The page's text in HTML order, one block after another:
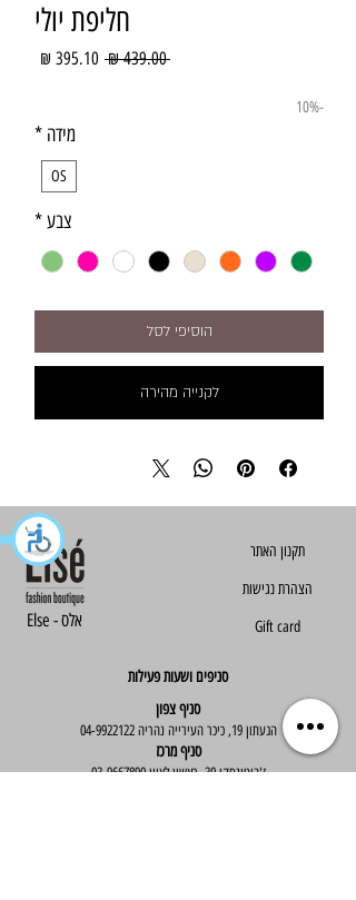
חליפת יולי
‏439.00 ‏₪
מחיר
-10%
מידה *
OS
צבע*
הוסיפי לסל
לקנייה מהירה
Else - אלס
תקנון האתר​​
הצהרת נגישות
Gift card
סניפים ושעות פעילות
סניף צפון
הגעתון 19, כיכר העירייה נהריה 04-9922122
סניף מרכז
ז'בוטינסקי 30, ראשון לציון 03-9667890